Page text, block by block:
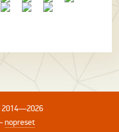
nopreset